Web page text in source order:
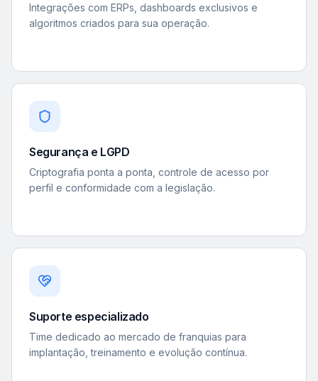
Integrações com ERPs, dashboards exclusivos e
algoritmos criados para sua operação.
Segurança e LGPD
Criptografia ponta a ponta, controle de acesso por
perfil e conformidade com a legislação.
Suporte especializado
Time dedicado ao mercado de franquias para
implantação, treinamento e evolução contínua.